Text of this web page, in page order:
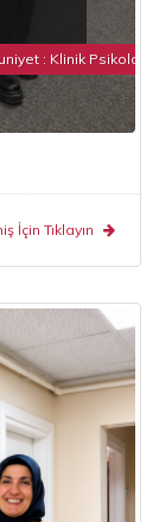
: Klinik Psikoloji)
İçin Tıklayın